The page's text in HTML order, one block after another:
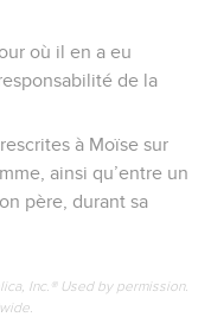
où il en a eu
de la
à Moïse sur
ainsi qu’entre un
père, durant sa
Inc.® Used by permission.